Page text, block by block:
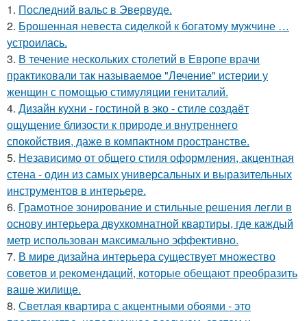
1. Последний вальс в Эвервуде.
2. Брошенная невеста сиделкой к богатому мужчине …
устроилась.
3. В течение нескольких столетий в Европе врачи
практиковали так называемое "Лечение" истерии у
женщин с помощью стимуляции гениталий.
4. Дизайн кухни - гостиной в эко - стиле создаёт
ощущение близости к природе и внутреннего
спокойствия, даже в компактном пространстве.
5. Независимо от общего стиля оформления, акцентная
стена - один из самых универсальных и выразительных
инструментов в интерьере.
6. Грамотное зонирование и стильные решения легли в
основу интерьера двухкомнатной квартиры, где каждый
метр использован максимально эффективно.
7. В мире дизайна интерьера существует множество
советов и рекомендаций, которые обещают преобразить
ваше жилище.
8. Светлая квартира с акцентными обоями - это